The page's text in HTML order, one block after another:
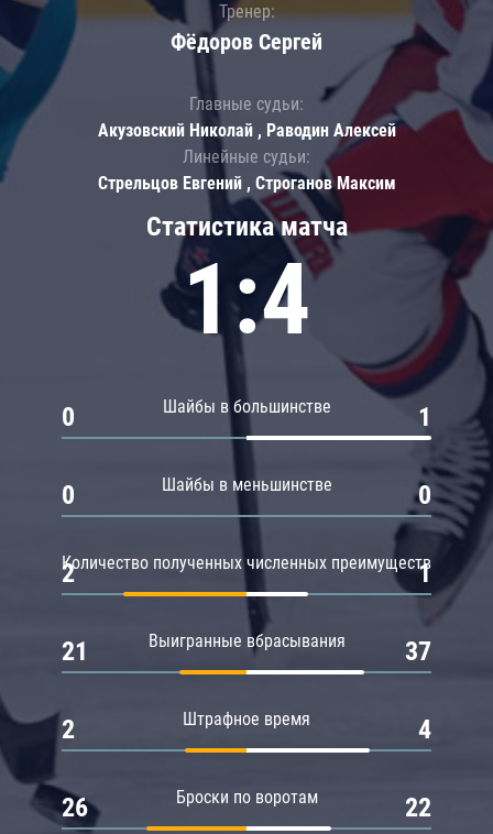
Статистика матча
1:4
Шайбы в большинстве
0 1
Шайбы в меньшинстве
0 0
Количество полученных численных преимуществ
2 1
Выигранные вбрасывания
21 37
Штрафное время
2 4
Броски по воротам
26 22
Тренер:
Фёдоров Сергей
Главные судьи:
Акузовский Николай , Раводин Алексей
Линейные судьи:
Стрельцов Евгений , Строганов Максим